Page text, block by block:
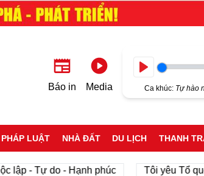
Báo in Media Ca khúc: Tự hào
PHÁP LUẬT NHÀ ĐẤT DU LỊCH THANH
Tự do - Hạnh phúc Tôi yêu Tổ quốc tôi